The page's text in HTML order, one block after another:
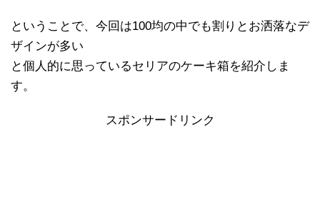
ということで、今回は100均の中でも割りとお洒落なデ
ザインが多い
と個人的に思っているセリアのケーキ箱を紹介しま
す。
スポンサードリンク